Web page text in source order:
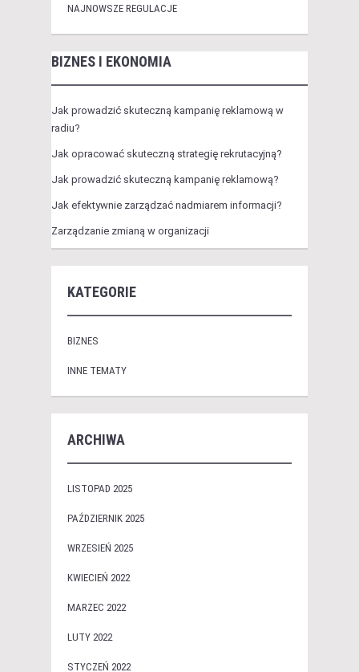
NAJNOWSZE REGULACJE
BIZNES I EKONOMIA
Jak prowadzić skuteczną kampanię reklamową w
radiu?
Jak opracować skuteczną strategię rekrutacyjną?
Jak prowadzić skuteczną kampanię reklamową?
Jak efektywnie zarządzać nadmiarem informacji?
Zarządzanie zmianą w organizacji
KATEGORIE
BIZNES
INNE TEMATY
ARCHIWA
LISTOPAD 2025
PAŹDZIERNIK 2025
WRZESIEŃ 2025
KWIECIEŃ 2022
MARZEC 2022
LUTY 2022
STYCZEŃ 2022